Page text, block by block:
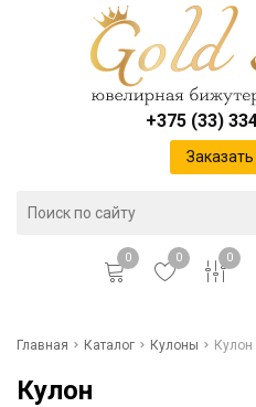
+375 (33)
0 0 0
Главная Каталог Кулоны Кулон
Кулон
Доставка
Положение о